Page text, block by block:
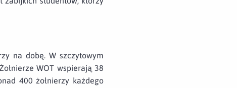
na dobę. W szczytowym
WOT wspierają 38
400 żołnierzy każdego